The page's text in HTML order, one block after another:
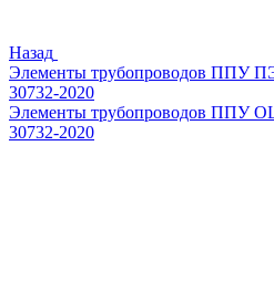
Назад
Элементы трубопроводов ППУ
30732-2020
Элементы трубопроводов ППУ
30732-2020